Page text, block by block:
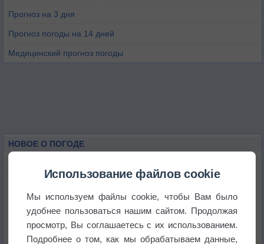
Прогноз на 3 дня
Прогноз погоды на 14 дней
Медицинский прогноз погоды
НОВОЕ О ПОГОДЕ
Погода в Краснодаре 6 августа
Погода в Санкт-Петербурге 6 августа
Использование файлов cookie
Мы используем файлы cookie, чтобы Вам было
удобнее пользоваться нашим сайтом. Продолжая
просмотр, Вы соглашаетесь с их использованием.
Подробнее о том, как мы обрабатываем данные,